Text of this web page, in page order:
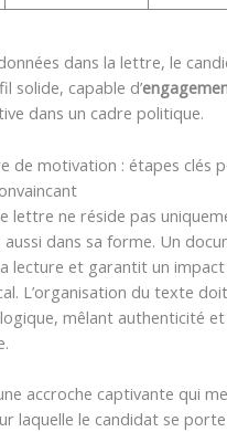
dans la lettre, le
solide, capable d’
dans un cadre politique.
de motivation : étapes clés
lettre ne réside pas
dans sa forme. Un
lecture et garantit un
L’organisation du texte
mêlant authenticité et
accroche captivante qui
laquelle le candidat se